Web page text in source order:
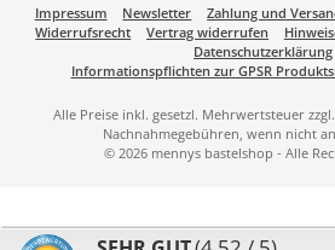
Impressum Newsletter Zahlung und
Widerrufsrecht
Vertrag widerrufen
Datenschutzerklärung
Informationspflichten zur GPSR
Alle Preise inkl. gesetzl. Mehrwertsteuer zzgl.
Nachnahmegebühren, wenn nicht
© 2026 mennys bastelshop - Alle